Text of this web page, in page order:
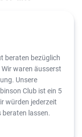
beraten bezüglich
waren äusserst
Unsere
Club ist ein 5
würden jederzeit
lassen.